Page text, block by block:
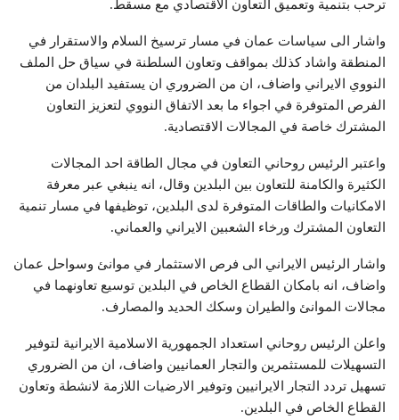
ترحب بتنمية وتعميق التعاون الاقتصادي مع مسقط.
واشار الى سياسات عمان في مسار ترسيخ السلام والاستقرار في
المنطقة واشاد كذلك بمواقف وتعاون السلطنة في سياق حل الملف
النووي الايراني واضاف، ان من الضروري ان يستفيد البلدان من
الفرص المتوفرة في اجواء ما بعد الاتفاق النووي لتعزيز التعاون
المشترك خاصة في المجالات الاقتصادية.
واعتبر الرئيس روحاني التعاون في مجال الطاقة احد المجالات
الكثيرة والكامنة للتعاون بين البلدين وقال، انه ينبغي عبر معرفة
الامكانيات والطاقات المتوفرة لدى البلدين، توظيفها في مسار تنمية
التعاون المشترك ورخاء الشعبين الايراني والعماني.
واشار الرئيس الايراني الى فرص الاستثمار في موانئ وسواحل عمان
واضاف، انه بامكان القطاع الخاص في البلدين توسيع تعاونهما في
مجالات الموانئ والطيران وسكك الحديد والمصارف.
واعلن الرئيس روحاني استعداد الجمهورية الاسلامية الايرانية لتوفير
التسهيلات للمستثمرين والتجار العمانيين واضاف، ان من الضروري
تسهيل تردد التجار الايرانيين وتوفير الارضيات اللازمة لانشطة وتعاون
القطاع الخاص في البلدين.